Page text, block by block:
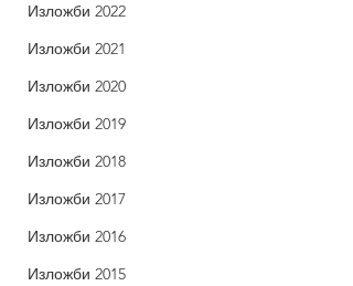
Изложби 2022
Изложби 2021
Изложби 2020
Изложби 2019
Изложби 2018
Изложби 2017
Изложби 2016
Изложби 2015